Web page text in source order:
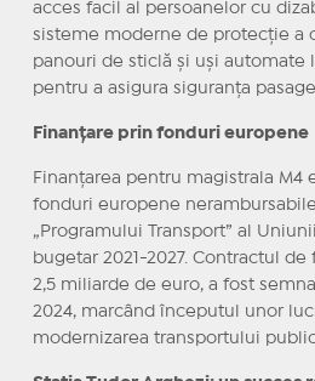
acces facil al persoanelor cu
sisteme moderne de protecție a
panouri de sticlă și uși automate
pentru a asigura siguranța
Finanțare prin fonduri europene
Finanțarea pentru magistrala M4
fonduri europene
„Programului Transport” al
bugetar 2021-2027. Contractul
2,5 miliarde de euro, a fost
2024, marcând începutul unor
modernizarea transportului